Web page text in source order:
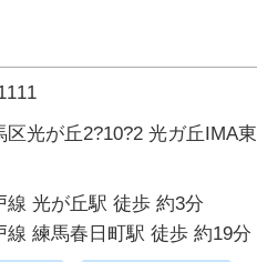
区光が丘2?10?2 光ガ丘IMA東
線 光が丘駅 徒歩 約3分
線 練馬春日町駅 徒歩 約19分